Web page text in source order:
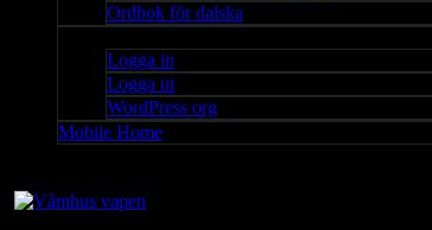
Ordbok för dalska
Logga in
Logga ut
WordPress org
Mobile Home